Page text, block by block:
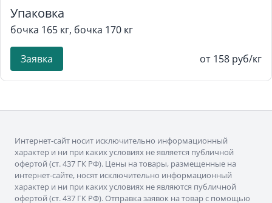
Упаковка
бочка 165 кг, бочка 170 кг
Заявка от 158 руб/кг
Интернет-сайт носит исключительно информационный
характер и ни при каких условиях не является публичной
офертой (ст. 437 ГК РФ). Цены на товары, размещенные на
интернет-сайте, носят исключительно информационный
характер и ни при каких условиях не являются публичной
офертой (ст. 437 ГК РФ). Отправка заявок на товар с помощью